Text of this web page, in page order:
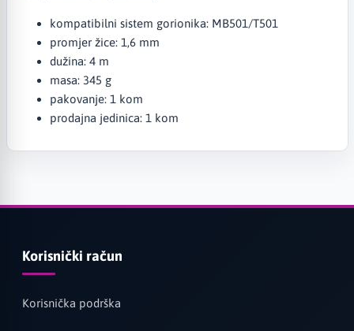
kompatibilni sistem gorionika: MB501/T501
promjer žice: 1,6 mm
dužina: 4 m
masa: 345 g
pakovanje: 1 kom
prodajna jedinica: 1 kom
Korisnički račun
Korisnička podrška